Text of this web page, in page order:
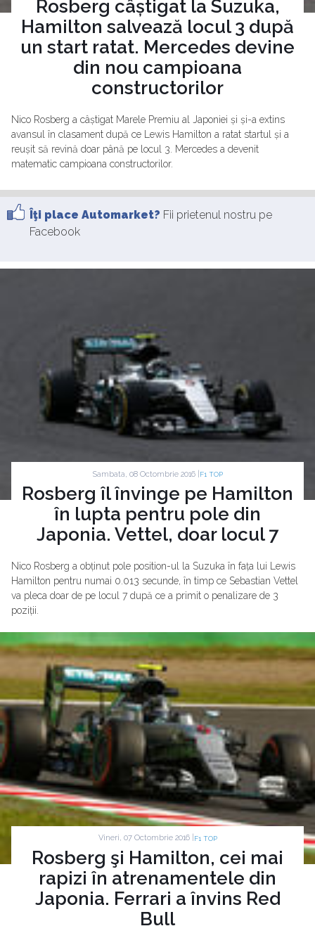
Rosberg câștigat la Suzuka,
Hamilton salvează locul 3 după
un start ratat. Mercedes devine
din nou campioana
constructorilor
Nico Rosberg a câștigat Marele Premiu al Japoniei și și-a extins
avansul în clasament după ce Lewis Hamilton a ratat startul și a
reușit să revină doar până pe locul 3. Mercedes a devenit
matematic campioana constructorilor.
Îţi place Automarket? Fii prietenul nostru pe
Facebook
Sambata, 08 Octombrie 2016 | F1 TOP
Rosberg îl învinge pe Hamilton
în lupta pentru pole din
Japonia. Vettel, doar locul 7
Nico Rosberg a obținut pole position-ul la Suzuka în fața lui Lewis
Hamilton pentru numai 0.013 secunde, în timp ce Sebastian Vettel
va pleca doar de pe locul 7 după ce a primit o penalizare de 3
poziții.
Vineri, 07 Octombrie 2016 | F1 TOP
Rosberg şi Hamilton, cei mai
rapizi în atrenamentele din
Japonia. Ferrari a învins Red
Bull